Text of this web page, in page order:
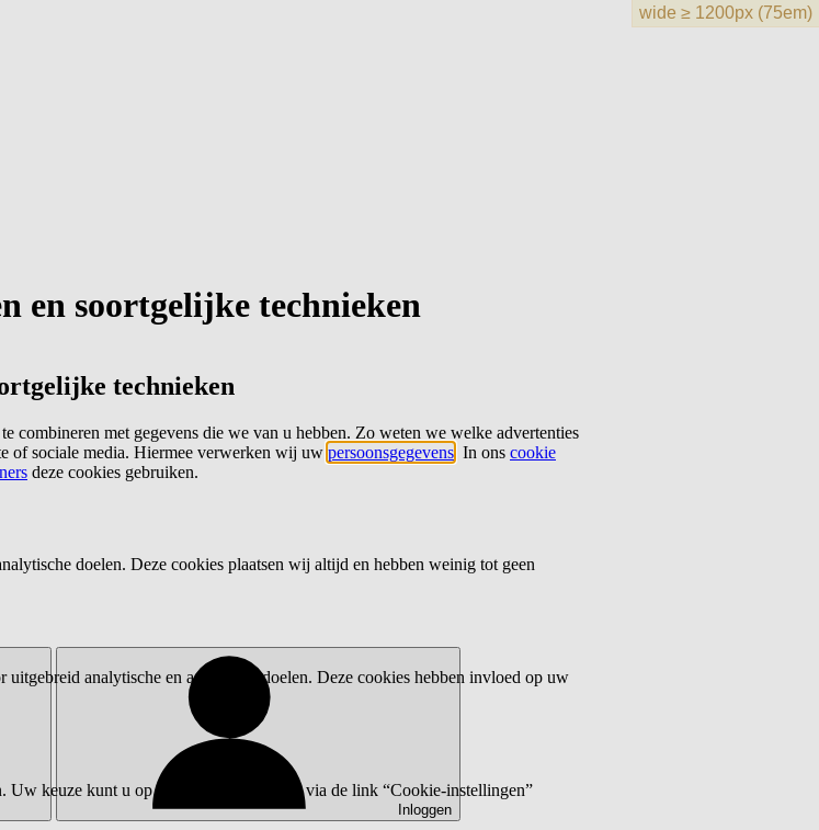
Inloggen
en soortgelijke technieken
technieken
combineren met gegevens die we van u hebben. Zo weten we welke advertenties
of sociale media. Hiermee verwerken wij uw persoonsgegevens . In ons cookie
deze cookies gebruiken.
doelen. Deze cookies plaatsen wij altijd en hebben weinig tot geen
analytische en advertentiedoelen. Deze cookies hebben invloed op uw
Uw keuze kunt u op elk moment wijzigen via de link “Cookie-instellingen”